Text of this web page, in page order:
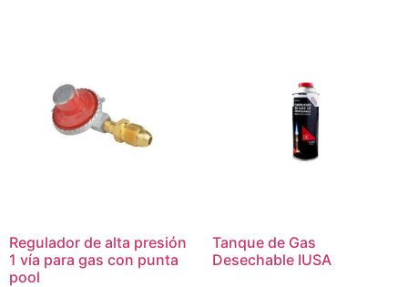
Regulador de alta presión
1 vía para gas con punta
pool
Tanque de Gas
Desechable IUSA